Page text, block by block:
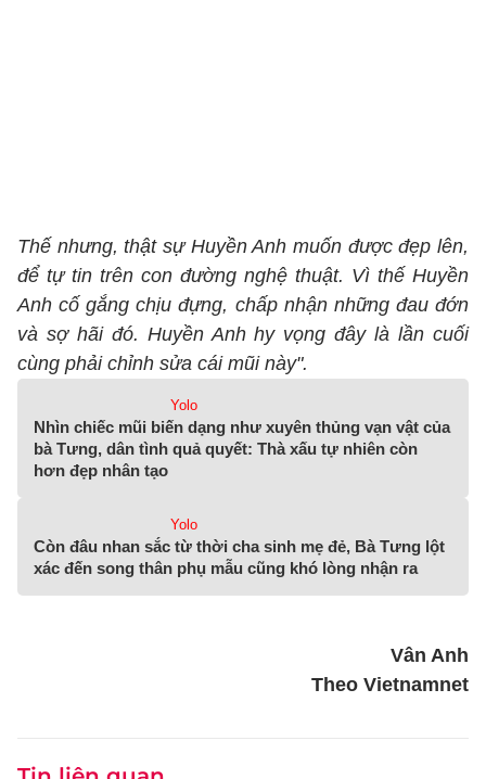
Thế nhưng, thật sự Huyền Anh muốn được đẹp lên,
để tự tin trên con đường nghệ thuật. Vì thế Huyền
Anh cố gắng chịu đựng, chấp nhận những đau đớn
và sợ hãi đó. Huyền Anh hy vọng đây là lần cuối
cùng phải chỉnh sửa cái mũi này".
Yolo
Nhìn chiếc mũi biến dạng như xuyên thủng vạn vật của
bà Tưng, dân tình quả quyết: Thà xấu tự nhiên còn
hơn đẹp nhân tạo
Yolo
Còn đâu nhan sắc từ thời cha sinh mẹ đẻ, Bà Tưng lột
xác đến song thân phụ mẫu cũng khó lòng nhận ra
Vân Anh
Theo Vietnamnet